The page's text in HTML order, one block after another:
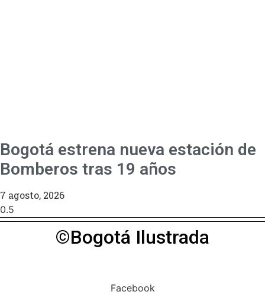
Bogotá estrena nueva estación de
Bomberos tras 19 años
7 agosto, 2026
©Bogotá Ilustrada
Facebook